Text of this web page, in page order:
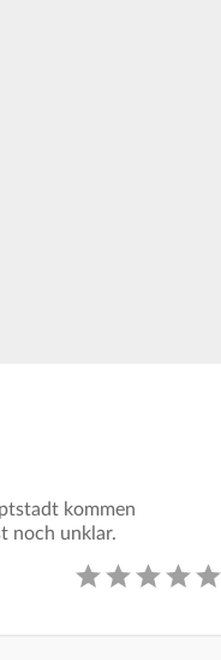
kommen
noch unklar.